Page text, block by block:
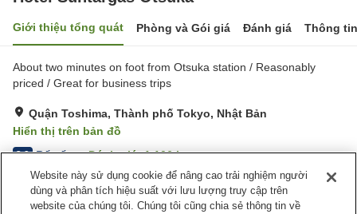
Giới thiệu tổng quát Phòng và Gói giá Đánh giá Thông
About two minutes on foot from Otsuka station / Reasonably
priced / Great for business trips
Quận Toshima, Thành phố Tokyo, Nhật Bản
Hiển thị trên bản đồ
3.9 Rất tốt Đánh giá:1,106lượt
Tiện nghi chỗ nghỉ
Website này sử dụng cookie để nâng cao trải nghiệm người
dùng và phân tích hiệu suất với lưu lượng truy cập trên
website của chúng tôi. Chúng tôi cũng chia sẻ thông tin về